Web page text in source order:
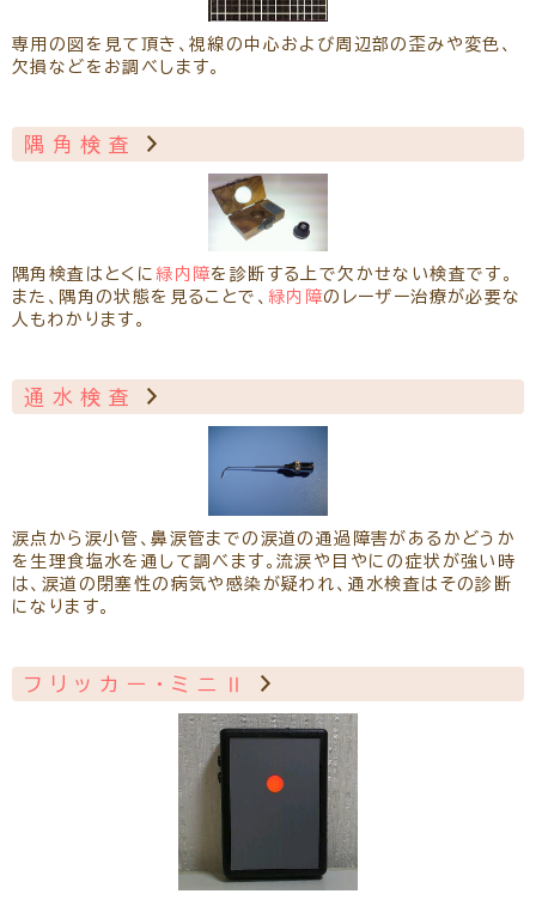
専用の図を見て頂き、視線の中心および周辺部の歪みや変色、
欠損などをお調べします。
隅角検査
隅角検査はとくに緑内障を診断する上で欠かせない検査です。
また、隅角の状態を見ることで、 緑内障のレーザー治療が必要な
人もわかります。
通水検査
涙点から涙小管、鼻涙管までの涙道の通過障害があるかどうか
を生理食塩水を通して調べます。流涙や目やにの症状が強い時
は、涙道の閉塞性の病気や感染が疑われ、通水検査はその診断
になります。
フリッカー・ミニⅡ